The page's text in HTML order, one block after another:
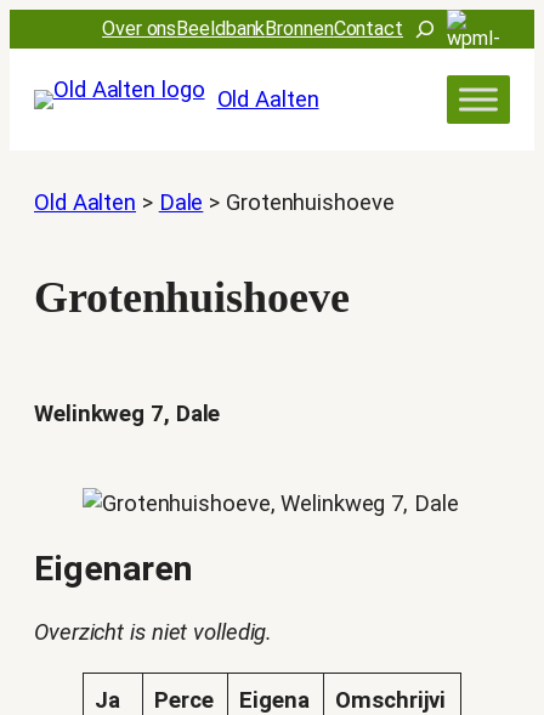
naar
Over onsBeeldbankBronnenContact Zoeken
Old Aalten
Old Aalten > Dale > Grotenhuishoeve
Grotenhuishoeve
Welinkweg 7, Dale
Eigenaren
Overzicht is niet volledig.
Ja
Perce
Eigena
Omschrijvi